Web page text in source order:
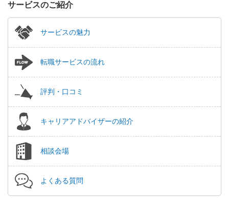
サービスのご紹介
サービスの魅力
転職サービスの流れ
評判・口コミ
キャリアアドバイザーの紹介
相談会場
よくある質問